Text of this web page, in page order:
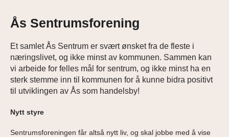
Ås Sentrumsforening
Et samlet Ås Sentrum er svært ønsket fra de fleste i
næringslivet, og ikke minst av kommunen. Sammen kan
vi arbeide for felles mål for sentrum, og ikke minst ha en
sterk stemme inn til kommunen for å kunne bidra positivt
til utviklingen av Ås som handelsby!
Nytt styre
Sentrumsforeningen får altså nytt liv, og skal jobbe med å vise